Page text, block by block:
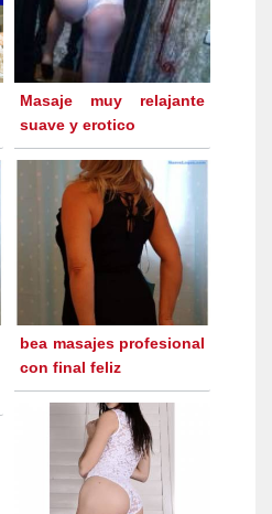
Masaje muy relajante
suave y erotico
bea masajes profesional
con final feliz